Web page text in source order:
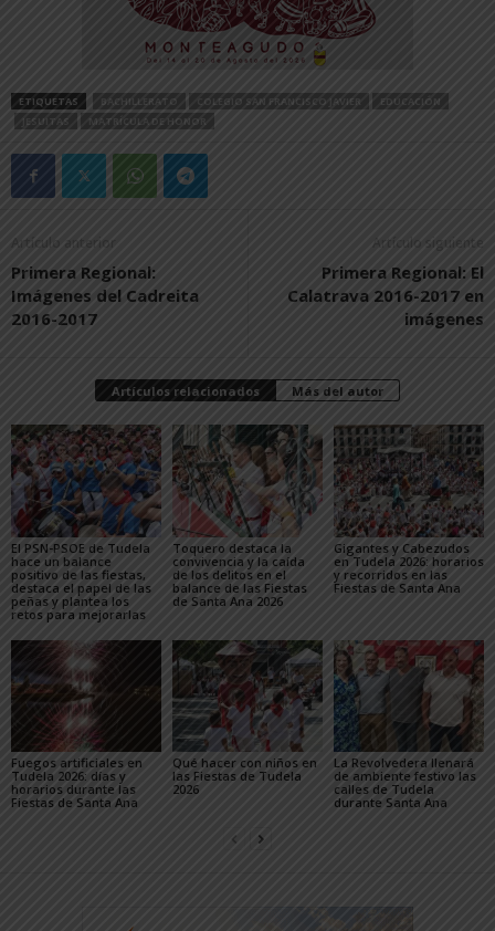
ETIQUETAS BACHILLERATO COLEGIO SAN FRANCISCO JAVIER
EDUCACIÓN
JESUITAS
MATRÍCULA DE HONOR
Artículo anterior
Primera Regional:
Imágenes del Cadreita
2016-2017
Artículo siguiente
Primera Regional: El
Calatrava 2016-2017 en
imágenes
Artículos relacionados Más del autor
El PSN-PSOE de Tudela
hace un balance
positivo de las fiestas,
destaca el papel de las
peñas y plantea los
retos para mejorarlas
Toquero destaca la
convivencia y la caída
de los delitos en el
balance de las Fiestas
de Santa Ana 2026
Gigantes y Cabezudos
en Tudela 2026: horarios
y recorridos en las
Fiestas de Santa Ana
Fuegos artificiales en
Tudela 2026: días y
horarios durante las
Fiestas de Santa Ana
Qué hacer con niños en
las Fiestas de Tudela
2026
La Revolvedera llenará
de ambiente festivo las
calles de Tudela
durante Santa Ana